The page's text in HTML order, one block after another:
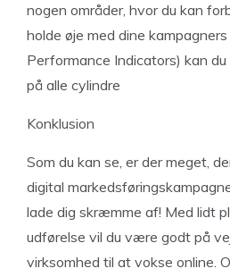
nogen områder, hvor du kan
holde øje med dine kampagners
Performance Indicators) kan
på alle cylindre
Konklusion
Som du kan se, er der meget,
digital
lade dig skræmme af! Med lidt
udførelse vil du være godt på
virksomhed til at vokse online.